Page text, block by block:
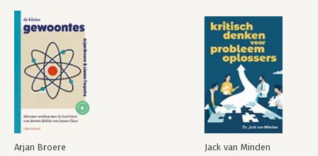
Ons werk is stuk De kleine Allen
Arjan Broere Jack van Minden